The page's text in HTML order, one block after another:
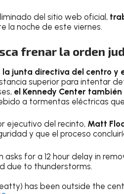
del sitio web oficial,
la noche de este viernes.
frenar la orden
la junta directiva del centro y
superior para intentar
el Kennedy Center
a tormentas eléctricas
ejecutivo del recinto, Matt
y que el proceso
asks for a 12 hour delay in
due to thunderstorms.
has been outside the